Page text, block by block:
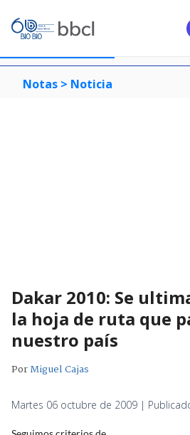
Notas > Noticia
Dakar 2010: Se
la hoja de ruta que
nuestro país
PorMiguel Cajas
Martes 06 octubre de 2009 |